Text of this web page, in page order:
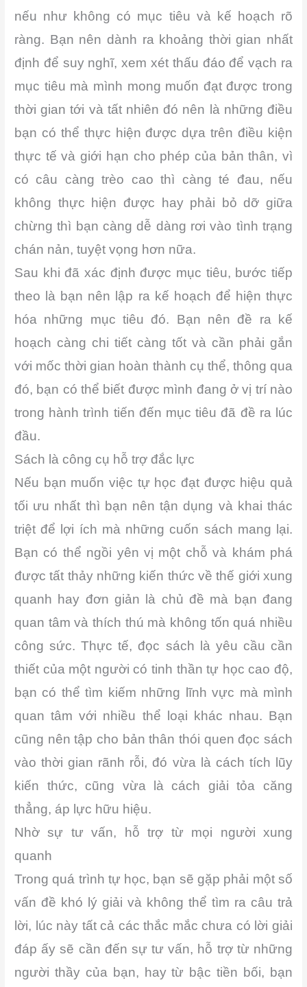
nếu như không có mục tiêu và kế hoạch rõ
ràng. Bạn nên dành ra khoảng thời gian nhất
định để suy nghĩ, xem xét thấu đáo để vạch ra
mục tiêu mà mình mong muốn đạt được trong
thời gian tới và tất nhiên đó nên là những điều
bạn có thể thực hiện được dựa trên điều kiện
thực tế và giới hạn cho phép của bản thân, vì
có câu càng trèo cao thì càng té đau, nếu
không thực hiện được hay phải bỏ dỡ giữa
chừng thì bạn càng dễ dàng rơi vào tình trạng
chán nản, tuyệt vọng hơn nữa.
Sau khi đã xác định được mục tiêu, bước tiếp
theo là bạn nên lập ra kế hoạch để hiện thực
hóa những mục tiêu đó. Bạn nên đề ra kế
hoạch càng chi tiết càng tốt và cần phải gắn
với mốc thời gian hoàn thành cụ thể, thông qua
đó, bạn có thể biết được mình đang ở vị trí nào
trong hành trình tiến đến mục tiêu đã đề ra lúc
đầu.
Sách là công cụ hỗ trợ đắc lực
Nếu bạn muốn việc tự học đạt được hiệu quả
tối ưu nhất thì bạn nên tận dụng và khai thác
triệt để lợi ích mà những cuốn sách mang lại.
Bạn có thể ngồi yên vị một chỗ và khám phá
được tất thảy những kiến thức về thế giới xung
quanh hay đơn giản là chủ đề mà bạn đang
quan tâm và thích thú mà không tốn quá nhiều
công sức. Thực tế, đọc sách là yêu cầu cần
thiết của một người có tinh thần tự học cao độ,
bạn có thể tìm kiếm những lĩnh vực mà mình
quan tâm với nhiều thể loại khác nhau. Bạn
cũng nên tập cho bản thân thói quen đọc sách
vào thời gian rãnh rỗi, đó vừa là cách tích lũy
kiến thức, cũng vừa là cách giải tỏa căng
thẳng, áp lực hữu hiệu.
Nhờ sự tư vấn, hỗ trợ từ mọi người xung
quanh
Trong quá trình tự học, bạn sẽ gặp phải một số
vấn đề khó lý giải và không thể tìm ra câu trả
lời, lúc này tất cả các thắc mắc chưa có lời giải
đáp ấy sẽ cần đến sự tư vấn, hỗ trợ từ những
người thầy của bạn, hay từ bậc tiền bối, bạn